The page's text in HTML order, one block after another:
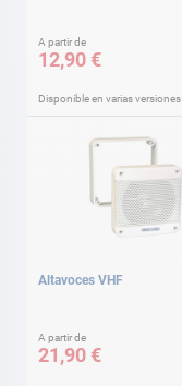
A partir de
12,90 €
Disponible en varias versiones
Altavoces VHF
A partir de
21,90 €